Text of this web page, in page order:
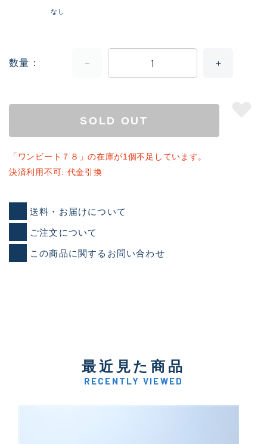
なし
数量
SOLD OUT
「ワンビート７８」の在庫が1個不足しています。
決済利用不可: 代金引換
送料・お届けについて
ご注文について
この商品に関するお問い合わせ
最近見た商品
RECENTLY VIEWED